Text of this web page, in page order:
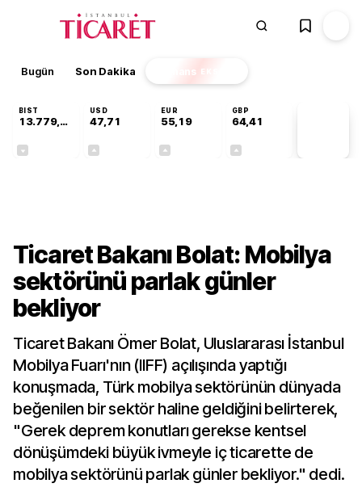
Bugün Son Dakika Finans EKSTRA
BIST
13.779,39
USD
47,71
EUR
55,19
GBP
64,41
Ticaret Bakanı Bolat: Mobilya
sektörünü parlak günler
bekliyor
Ticaret Bakanı Ömer Bolat, Uluslararası İstanbul
Mobilya Fuarı'nın (IIFF) açılışında yaptığı
konuşmada, Türk mobilya sektörünün dünyada
beğenilen bir sektör haline geldiğini belirterek,
"Gerek deprem konutları gerekse kentsel
dönüşümdeki büyük ivmeyle iç ticarette de
mobilya sektörünü parlak günler bekliyor." dedi.